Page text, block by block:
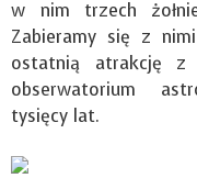
w nim trzech
Zabieramy się z
ostatnią atrakcję
obserwatorium
tysięcy lat.